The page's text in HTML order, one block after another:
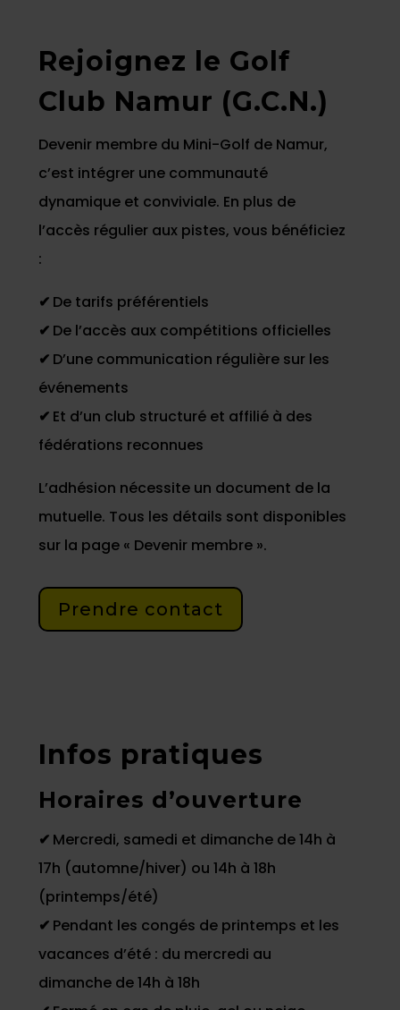
Rejoignez le Golf
Club Namur (G.C.N.)
Devenir membre du Mini-Golf de Namur,
c’est intégrer une communauté
dynamique et conviviale. En plus de
l’accès régulier aux pistes, vous bénéficiez
:
✔ De tarifs préférentiels
✔ De l’accès aux compétitions officielles
✔ D’une communication régulière sur les
événements
✔ Et d’un club structuré et affilié à des
fédérations reconnues
L’adhésion nécessite un document de la
mutuelle. Tous les détails sont disponibles
sur la page « Devenir membre ».
Prendre contact
Infos pratiques
Horaires d’ouverture
✔ Mercredi, samedi et dimanche de 14h à
17h (automne/hiver) ou 14h à 18h
(printemps/été)
✔ Pendant les congés de printemps et les
vacances d’été : du mercredi au
dimanche de 14h à 18h